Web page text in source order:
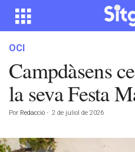
OCI
Campdàsens
la seva Festa
Por Redacció - 2 de juliol de 2026